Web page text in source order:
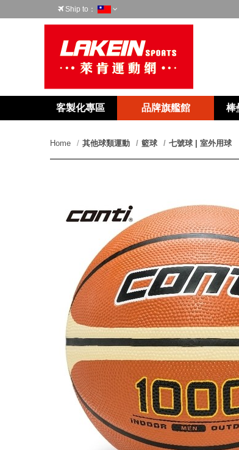
Ship to：
客製化專區 品牌旗艦館 棒
Home 其他球類運動 籃球 七號球 | 室外用球
prev